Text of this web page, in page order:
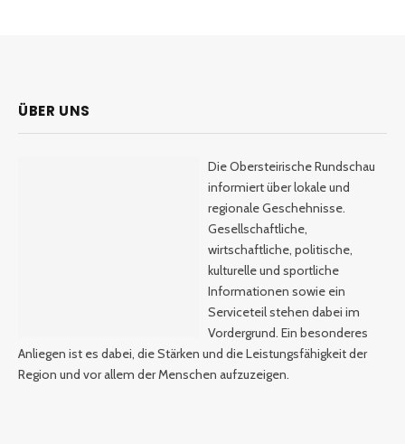
ÜBER UNS
Die Obersteirische Rundschau
informiert über lokale und
regionale Geschehnisse.
Gesellschaftliche,
wirtschaftliche, politische,
kulturelle und sportliche
Informationen sowie ein
Serviceteil stehen dabei im
Vordergrund. Ein besonderes
Anliegen ist es dabei, die Stärken und die Leistungsfähigkeit der
Region und vor allem der Menschen aufzuzeigen.